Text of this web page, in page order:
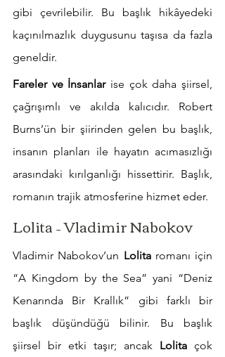
gibi çevrilebilir. Bu başlık hikâyedeki
kaçınılmazlık duygusunu taşısa da fazla
geneldir.
Fareler ve İnsanlar ise çok daha şiirsel,
çağrışımlı ve akılda kalıcıdır. Robert
Burns’ün bir şiirinden gelen bu başlık,
insanın planları ile hayatın acımasızlığı
arasındaki kırılganlığı hissettirir. Başlık,
romanın trajik atmosferine hizmet eder.
Lolita – Vladimir Nabokov
Vladimir Nabokov’un Lolita romanı için
“A Kingdom by the Sea” yani “Deniz
Kenarında Bir Krallık” gibi farklı bir
başlık düşündüğü bilinir. Bu başlık
şiirsel bir etki taşır; ancak Lolita çok